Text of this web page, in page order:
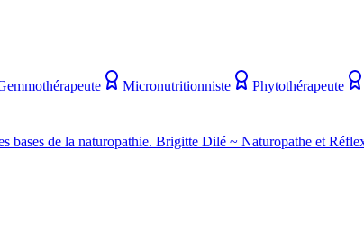
Micronutritionniste Phytothérapeute
bases de la naturopathie. Brigitte Dilé ~ Naturopathe et